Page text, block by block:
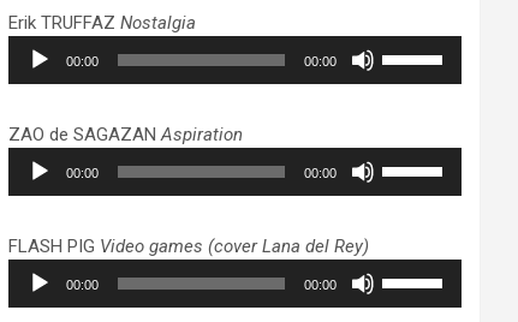
pour
augmenter
ou
volume.
Erik TRUFFAZNostalgia
Lecteur
audio
00:00 00:00
pour
augmenter
ou
volume.
ZAO de SAGAZANAspiration
Lecteur
audio
00:00 00:00
pour
augmenter
ou
FLASH PIG Video games (cover Lana del Rey)
Lecteur
audio
00:00 00:00